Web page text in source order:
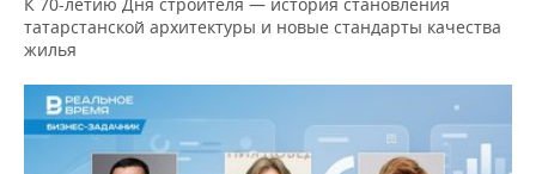
татарстанской архитектуры и новые стандарты качества
жилья